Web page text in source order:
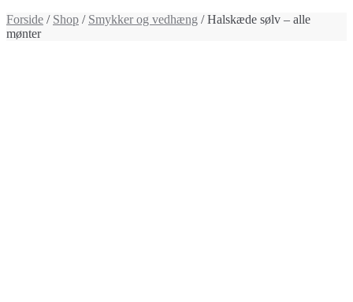
Forside / Shop / Smykker og vedhæng / Halskæde sølv – alle
mønter